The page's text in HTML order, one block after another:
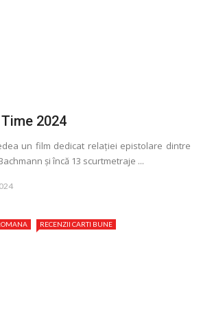
2024
un film dedicat relaţiei epistolare dintre
și încă 13 scurtmetraje ...
RECENZII CARTI BUNE